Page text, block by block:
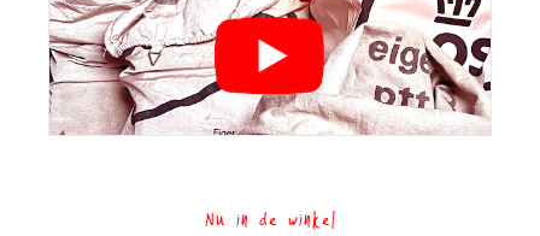
Nu in de winkel